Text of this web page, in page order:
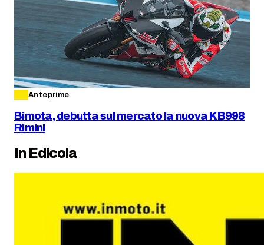
Anteprime
Bimota, debutta sul mercato la nuova KB998
Rimini
In Edicola